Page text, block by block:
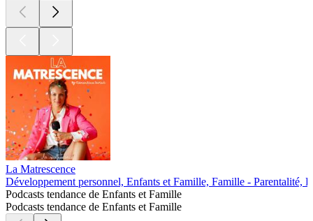
La Matrescence
Développement personnel, Enfants et Famille, Famille - Parentalité,
Podcasts tendance de Enfants et Famille
Podcasts tendance de Enfants et Famille